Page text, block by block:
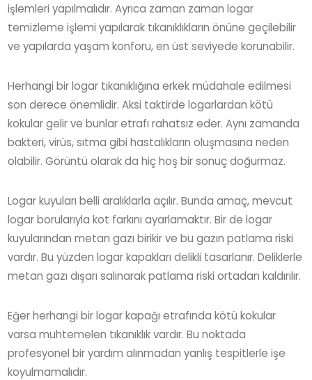
işlemleri yapılmalıdır. Ayrıca zaman zaman logar
temizleme işlemi yapılarak tıkanıklıkların önüne geçilebilir
ve yapılarda yaşam konforu, en üst seviyede korunabilir.
Herhangi bir logar tıkanıklığına erkek müdahale edilmesi
son derece önemlidir. Aksi taktirde logarlardan kötü
kokular gelir ve bunlar etrafı rahatsız eder. Aynı zamanda
bakteri, virüs, sıtma gibi hastalıkların oluşmasına neden
olabilir. Görüntü olarak da hiç hoş bir sonuç doğurmaz.
Logar kuyuları belli aralıklarla açılır. Bunda amaç, mevcut
logar borularıyla kot farkını ayarlamaktır. Bir de logar
kuyularından metan gazı birikir ve bu gazın patlama riski
vardır. Bu yüzden logar kapakları delikli tasarlanır. Deliklerle
metan gazı dışarı salınarak patlama riski ortadan kaldırılır.
Eğer herhangi bir logar kapağı etrafında kötü kokular
varsa muhtemelen tıkanıklık vardır. Bu noktada
profesyonel bir yardım alınmadan yanlış tespitlerle işe
koyulmamalıdır.